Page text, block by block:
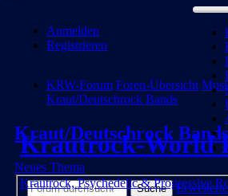
Anmelden
Registrieren
Krautrock-World
Krautrock, Psychedelic & Progressive
KRW-Forum Foren-Übersicht
Kraut/Deutschrock Bands
Kraut/Deutschrock Bands
Neues Thema
Suche